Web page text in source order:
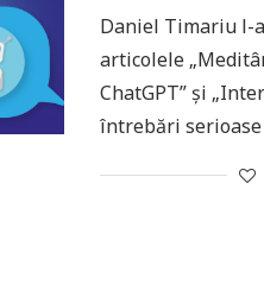
Daniel Timariu l-
articolele
ChatGPT” și
întrebări